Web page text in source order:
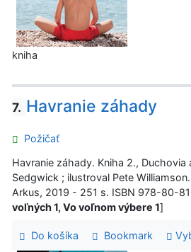
kniha
7. Havranie záhady
Požičať
Havranie záhady. Kniha 2., Duchovia
Sedgwick ; ilustroval Pete
Arkus, 2019 - 251 s. ISBN 978-80-
voľných 1, Vo voľnom výbere 1]
Do košíka Bookmark